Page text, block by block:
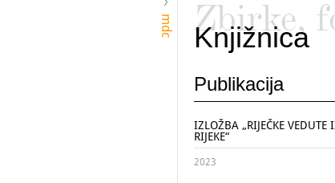
mdc
Zbirke,
Knjižnica
Publikacija
IZLOŽBA „RIJEČKE
RIJEKE“
2023